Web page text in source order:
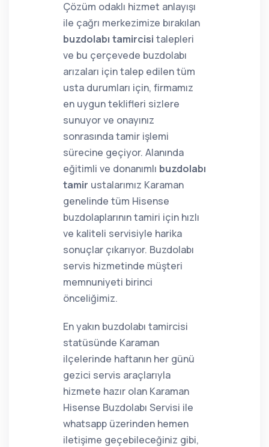
Çözüm odaklı hizmet anlayışı
ile çağrı merkezimize bırakılan
buzdolabı tamircisi talepleri
ve bu çerçevede buzdolabı
arızaları için talep edilen tüm
usta durumları için, firmamız
en uygun teklifleri sizlere
sunuyor ve onayınız
sonrasında tamir işlemi
sürecine geçiyor. Alanında
eğitimli ve donanımlı buzdolabı
tamir ustalarımız Karaman
genelinde tüm Hisense
buzdolaplarının tamiri için hızlı
ve kaliteli servisiyle harika
sonuçlar çıkarıyor. Buzdolabı
servis hizmetinde müşteri
memnuniyeti birinci
önceliğimiz.
En yakın buzdolabı tamircisi
statüsünde Karaman
ilçelerinde haftanın her günü
gezici servis araçlarıyla
hizmete hazır olan Karaman
Hisense Buzdolabı Servisi ile
whatsapp üzerinden hemen
iletişime geçebileceğiniz gibi,